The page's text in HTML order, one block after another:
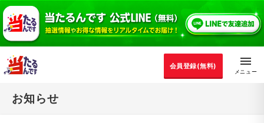
会員登録(無料)
お知らせ